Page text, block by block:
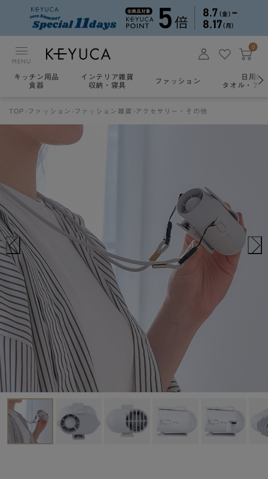
MENU
0
キッチン用品
食器
インテリア雑貨
収納・寝具
ファッション
日用雑
タオル・ア
TOP ファッション ファッション雑貨 アクセサリー・その他